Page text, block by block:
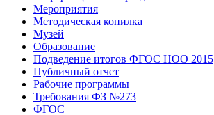
Мероприятия
Методическая копилка
Музей
Образование
Подведение итогов ФГОС НОО 2015
Публичный отчет
Рабочие программы
Требования ФЗ №273
ФГОС